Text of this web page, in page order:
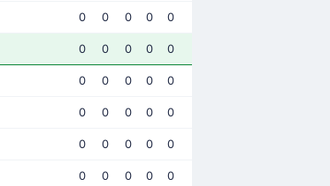
0 0 0 0 0
0 0 0 0 0
0 0 0 0 0
0 0 0 0 0
0 0 0 0 0
0 0 0 0 0